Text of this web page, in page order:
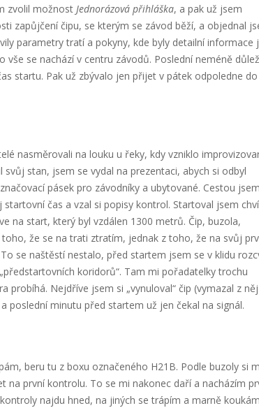
zvolil možnost Jednorázová přihláška, a pak už jsem
zapůjčení čipu, se kterým se závod běží, a objednal
parametry tratí a pokyny, kde byly detailní informace
se nachází v centru závodů. Poslední neméně
startu. Pak už zbývalo jen přijet v pátek odpoledne do
nasměrovali na louku u řeky, kdy vzniklo
stan, jsem se vydal na prezentaci, abych si odbyl
pásek pro závodníky a ubytované. Cestou
čas a vzal si popisy kontrol. Startoval jsem
na start, který byl vzdálen 1300 metrů. Čip, buzola,
že se na trati ztratím, jednak z toho, že na svůj
se naštěstí nestalo, před startem jsem se v klidu
koridorů“. Tam mi pořadatelky trochu
Nejdříve jsem si „vynuloval“ čip (vymazal z něj
poslední minutu před startem už jen čekal na signál.
beru tu z boxu označeného H21B. Podle buzoly si
na první kontrolu. To se mi nakonec daří a nacházím
najdu hned, na jiných se trápím a marně